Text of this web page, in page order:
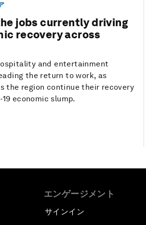
jobs currently driving
recovery across
and entertainment
the return to work, as
the region continue their recovery
economic slump.
エンゲージメント
サインイン